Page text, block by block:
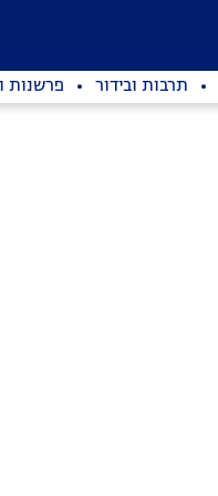
תרבות ובידור פרשנות